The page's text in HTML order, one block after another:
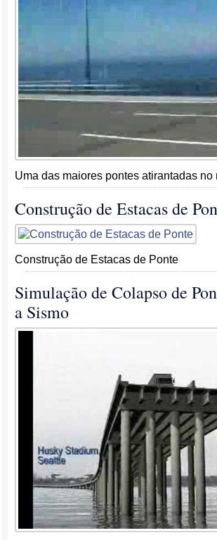
Uma das maiores pontes atirantadas no
Construção de Estacas de
Construção de Estacas de Ponte
Simulação de Colapso de
a Sismo